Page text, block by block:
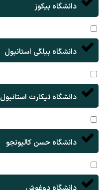
دانشگاه بیکوز
دانشگاه بیلگی استانبول
دانشگاه تیکارت استانبول
دانشگاه حسن کالیونجو